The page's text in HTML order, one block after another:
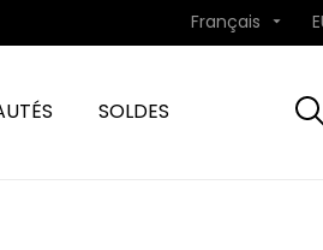
Français 
SOLDES